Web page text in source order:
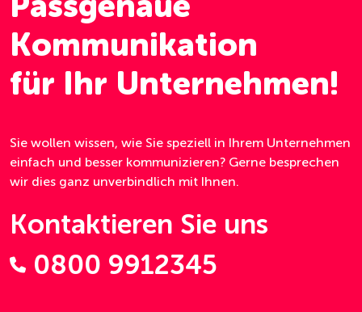
Kommunikation
für Ihr Unternehmen!
Sie wollen wissen, wie Sie speziell in Ihrem Unternehmen
einfach und besser kommunizieren? Gerne besprechen
wir dies ganz unverbindlich mit Ihnen.
Kontaktieren Sie uns
0800 9912345